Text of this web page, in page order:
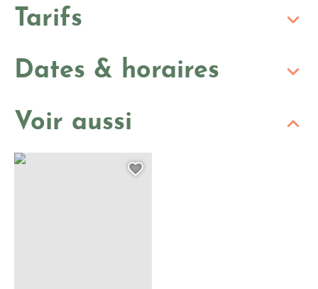
Tarifs
Dates & horaires
Voir aussi
Exposition de l’association Les Faits d’Art à Rocca : «
Ajouter cette page au